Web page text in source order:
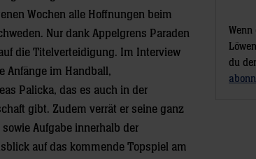
Wochen alle Hoffnungen beim
Nur dank Appelgrens Paraden
die Titelverteidigung. Im Interview
Anfänge im Handball,
Palicka, das es auch in der
gibt. Zudem verrät er seine ganz
Aufgabe innerhalb der
auf das kommende Topspiel am
du